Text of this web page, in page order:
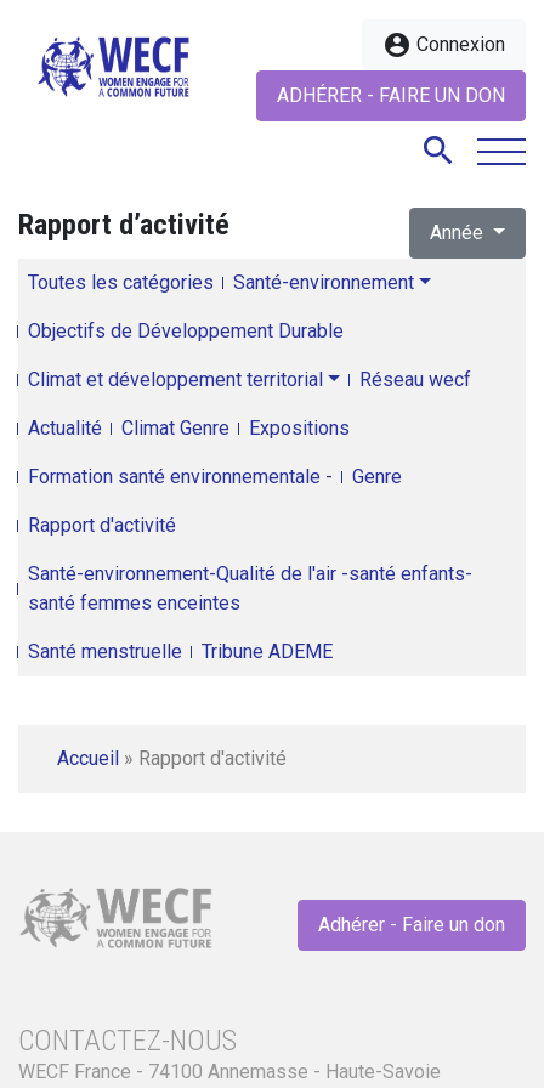
account_circle Connexion
ADHÉRER - FAIRE UN DON
search
Rapport d’activité Année
Toutes les catégories Santé-environnement
Objectifs de Développement Durable
Climat et développement territorial Réseau wecf
Actualité Climat Genre Expositions
Formation santé environnementale - Genre
Rapport d'activité
Santé-environnement-Qualité de l'air -santé enfants-
santé femmes enceintes
Santé menstruelle Tribune ADEME
Accueil » Rapport d'activité
Adhérer - Faire un don
CONTACTEZ-NOUS
WECF France - 74100 Annemasse - Haute-Savoie